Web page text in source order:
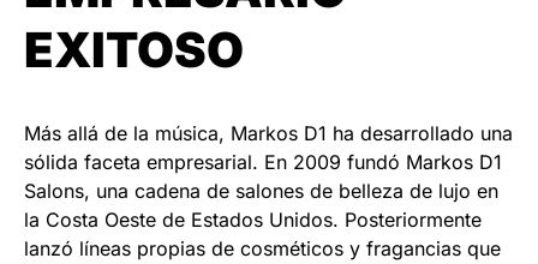
EXITOSO
Más allá de la música, Markos D1 ha desarrollado una
sólida faceta empresarial. En 2009 fundó Markos D1
Salons, una cadena de salones de belleza de lujo en
la Costa Oeste de Estados Unidos. Posteriormente
lanzó líneas propias de cosméticos y fragancias que